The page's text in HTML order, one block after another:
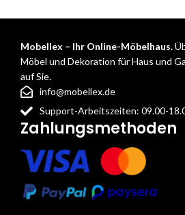
Mobellex – Ihr Online-Möbelhaus.
Möbel und Dekoration für Haus und
auf Sie.
info@mobellex.de
Support-Arbeitszeiten: 09.00-
Zahlungsmethoden